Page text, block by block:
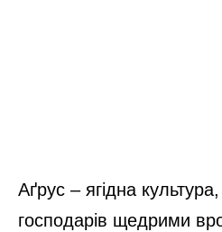
Аґрус – ягідна
господарів щедрими